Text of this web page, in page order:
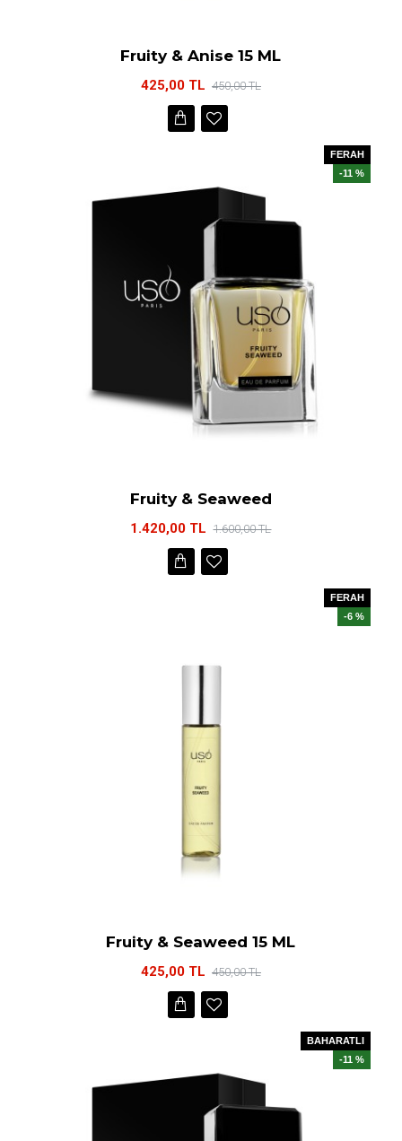
Fruity & Anise 15 ML
425,00 TL 450,00 TL
FERAH
-11 %
Fruity & Seaweed
1.420,00 TL 1.600,00 TL
FERAH
-6 %
Fruity & Seaweed 15 ML
425,00 TL 450,00 TL
BAHARATLI
-11 %